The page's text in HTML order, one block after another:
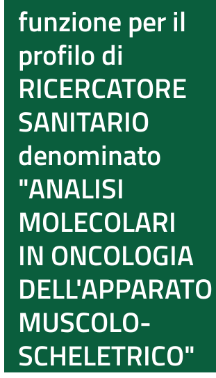
funzione per il
profilo di
RICERCATORE
SANITARIO
denominato
"ANALISI
MOLECOLARI
IN ONCOLOGIA
DELL'APPARATO
MUSCOLO-
SCHELETRICO"